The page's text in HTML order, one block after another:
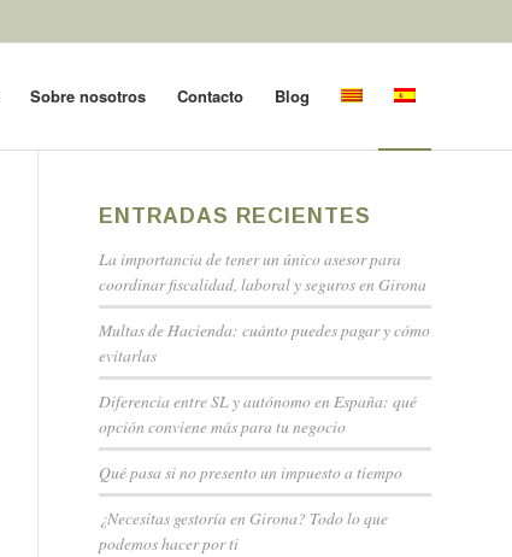
Sobre nosotros Contacto Blog
ENTRADAS RECIENTES
La importancia de tener un único asesor para
coordinar fiscalidad, laboral y seguros en Girona
Multas de Hacienda: cuánto puedes pagar y cómo
evitarlas
Diferencia entre SL y autónomo en España: qué
opción conviene más para tu negocio
Qué pasa si no presento un impuesto a tiempo
¿Necesitas gestoría en Girona? Todo lo que
podemos hacer por ti